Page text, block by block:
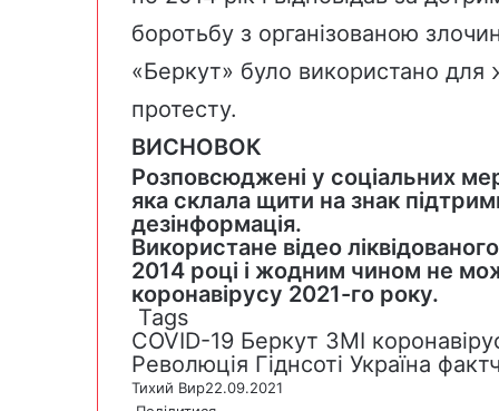
боротьбу з організованою
«Беркут» було використано
протесту.
ВИСНОВОК
Розповсюджені у соціальних
яка склала щити на знак
дезінформація.
Використане відео
2014 році і жодним чином не
коронавірусу 2021-го року.
Tags
COVID-19 Беркут ЗМІ
Революція Гіднсоті Україна
Тихий Вир22.09.2021